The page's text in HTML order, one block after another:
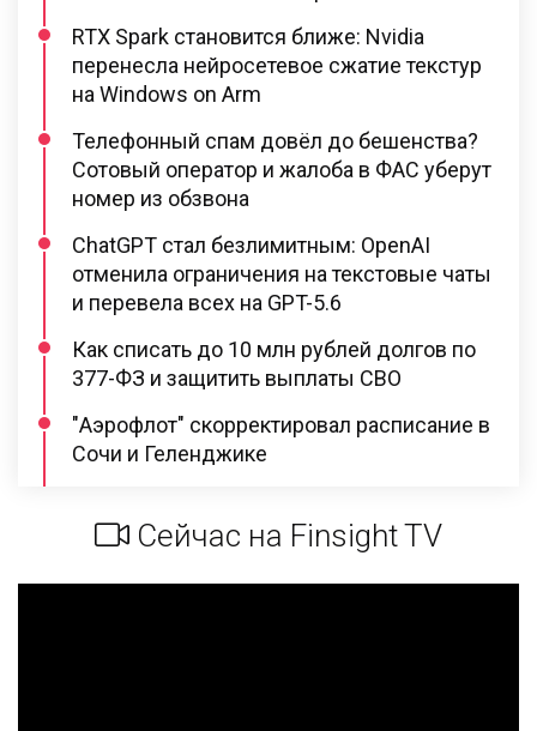
RTX Spark становится ближе: Nvidia
перенесла нейросетевое сжатие текстур
на Windows on Arm
Телефонный спам довёл до бешенства?
Сотовый оператор и жалоба в ФАС уберут
номер из обзвона
ChatGPT стал безлимитным: OpenAI
отменила ограничения на текстовые чаты
и перевела всех на GPT-5.6
Как списать до 10 млн рублей долгов по
377-ФЗ и защитить выплаты СВО
"Аэрофлот" скорректировал расписание в
Сочи и Геленджике
Сейчас на Finsight TV